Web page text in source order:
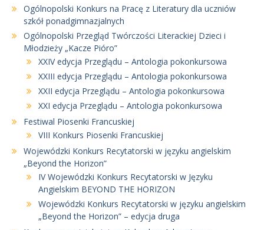
Ogólnopolski Konkurs na Pracę z Literatury dla uczniów
szkół ponadgimnazjalnych
Ogólnopolski Przegląd Twórczości Literackiej Dzieci i
Młodzieży „Kacze Pióro”
XXIV edycja Przeglądu – Antologia pokonkursowa
XXIII edycja Przeglądu – Antologia pokonkursowa
XXII edycja Przeglądu – Antologia pokonkursowa
XXI edycja Przeglądu – Antologia pokonkursowa
Festiwal Piosenki Francuskiej
VIII Konkurs Piosenki Francuskiej
Wojewódzki Konkurs Recytatorski w języku angielskim
„Beyond the Horizon”
IV Wojewódzki Konkurs Recytatorski w Języku
Angielskim BEYOND THE HORIZON
Wojewódzki Konkurs Recytatorski w języku angielskim
„Beyond the Horizon” – edycja druga